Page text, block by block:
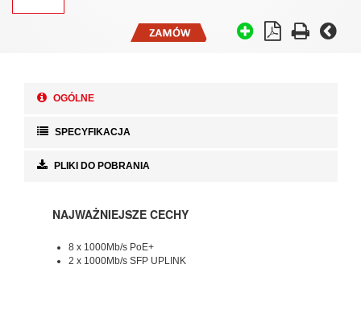
OGÓLNE
SPECYFIKACJA
PLIKI DO POBRANIA
NAJWAŻNIEJSZE CECHY
8 x 1000Mb/s PoE+
2 x 1000Mb/s SFP UPLINK